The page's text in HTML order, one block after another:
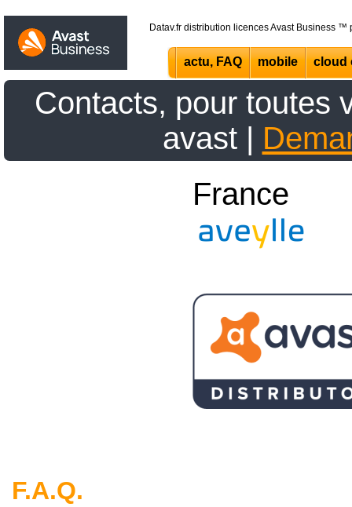
Datav.fr distribution licences Avast Business ™
cloud
mobile
actu, FAQ
Contacts, pour toutes
avast |
France
F.A.Q.